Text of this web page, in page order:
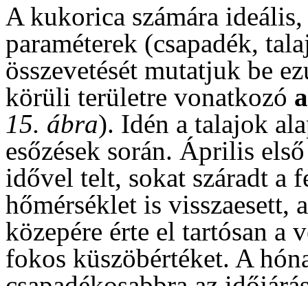
A kukorica számára
paraméterek (csapadék,
összevetését mutatjuk be
körüli területre vonatkozó
15. ábra). Idén a talajok
esőzések során. Április
idővel telt, sokat száradt a
hőmérséklet is visszaesett,
közepére érte el tartósan a
fokos küszöbértéket. A